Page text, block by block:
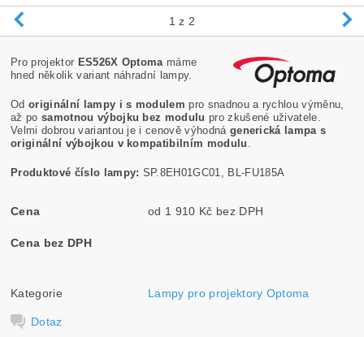
1 z 2
Pro projektor ES526X Optoma máme
hned několik variant náhradní lampy.
Odoriginální lampy i s modulem pro snadnou a rychlou výměnu,
až posamotnou výbojku bez modulu pro zkušené uživatele.
Velmi dobrou variantou je i cenově výhodná generická lampa s
originální výbojkou v kompatibilním modulu
Produktové číslo lampy: SP.8EH01GC01, BL-FU185A
Cena od 1 910 Kč bez DPH
Cena bez DPH
Kategorie Lampy pro projektory Optoma
Dotaz